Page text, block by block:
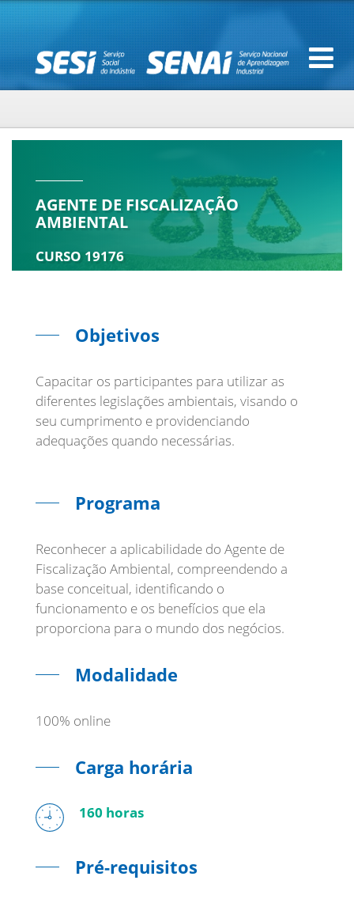
AGENTE DE FISCALIZAÇÃO
AMBIENTAL
CURSO 19176
Objetivos
Capacitar os participantes para utilizar as
diferentes legislações ambientais, visando o
seu cumprimento e providenciando
adequações quando necessárias.
Programa
Reconhecer a aplicabilidade do Agente de
Fiscalização Ambiental, compreendendo a
base conceitual, identificando o
funcionamento e os benefícios que ela
Modalidade
100% online
Carga horária
160 horas
Pré-requisitos